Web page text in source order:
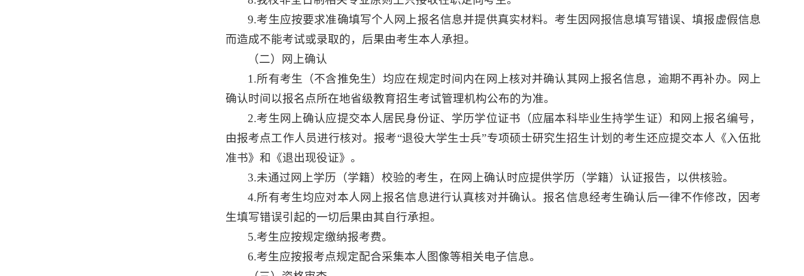
9.考生应按要求准确填写个人网上报名信息并提供真实材料。考生因网报信息填写错误、填报虚假信息
而造成不能考试或录取的，后果由考生本人承担。
（二）网上确认
1.所有考生（不含推免生）均应在规定时间内在网上核对并确认其网上报名信息，逾期不再补办。网上
确认时间以报名点所在地省级教育招生考试管理机构公布的为准。
2.考生网上确认应提交本人居民身份证、学历学位证书（应届本科毕业生持学生证）和网上报名编号，
由报考点工作人员进行核对。报考“退役大学生士兵”专项硕士研究生招生计划的考生还应提交本人《入伍批
准书》和《退出现役证》。
3.未通过网上学历（学籍）校验的考生，在网上确认时应提供学历（学籍）认证报告，以供核验。
4.所有考生均应对本人网上报名信息进行认真核对并确认。报名信息经考生确认后一律不作修改，因考
生填写错误引起的一切后果由其自行承担。
5.考生应按规定缴纳报考费。
6.考生应按报考点规定配合采集本人图像等相关电子信息。